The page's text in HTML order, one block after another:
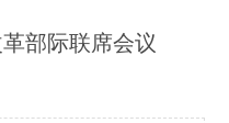
部际联席会议